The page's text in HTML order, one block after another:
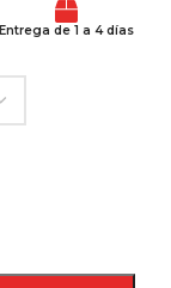
Entrega de 1 a 4 días